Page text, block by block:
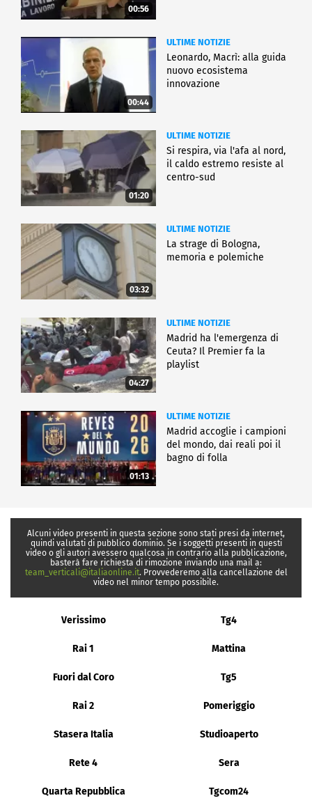
00:56
00:44
ULTIME NOTIZIE
Leonardo, Macrì: alla guida
nuovo ecosistema
innovazione
01:20
ULTIME NOTIZIE
Si respira, via l'afa al nord,
il caldo estremo resiste al
centro-sud
03:32
ULTIME NOTIZIE
La strage di Bologna,
memoria e polemiche
04:27
ULTIME NOTIZIE
Madrid ha l'emergenza di
Ceuta? Il Premier fa la
playlist
01:13
ULTIME NOTIZIE
Madrid accoglie i campioni
del mondo, dai reali poi il
bagno di folla
Alcuni video presenti in questa sezione sono stati presi da internet,
quindi valutati di pubblico dominio. Se i soggetti presenti in questi
video o gli autori avessero qualcosa in contrario alla pubblicazione,
basterà fare richiesta di rimozione inviando una mail a:
team_verticali@italiaonline.it. Provvederemo alla cancellazione del
video nel minor tempo possibile.
Verissimo Tg4
Rai 1 Mattina
Fuori dal Coro Tg5
Rai 2 Pomeriggio
Stasera Italia Studioaperto
Rete 4 Sera
Quarta Repubblica Tgcom24